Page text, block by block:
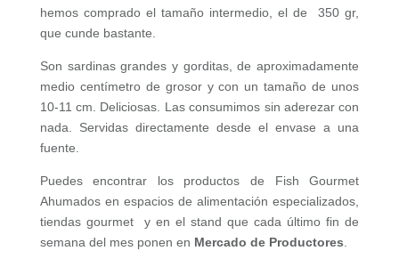
hemos comprado el tamaño intermedio, el de 350 gr,
que cunde bastante.
Son sardinas grandes y gorditas, de aproximadamente
medio centímetro de grosor y con un tamaño de unos
10-11 cm. Deliciosas. Las consumimos sin aderezar con
nada. Servidas directamente desde el envase a una
fuente.
Puedes encontrar los productos de Fish Gourmet
Ahumados en espacios de alimentación especializados,
tiendas gourmet y en el stand que cada último fin de
semana del mes ponen en Mercado de Productores